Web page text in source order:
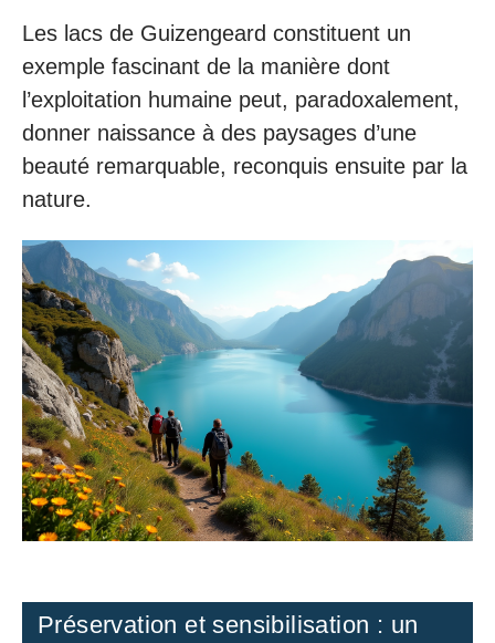
Les lacs de Guizengeard constituent un
exemple fascinant de la manière dont
l’exploitation humaine peut, paradoxalement,
donner naissance à des paysages d’une
beauté remarquable, reconquis ensuite par la
nature.
Préservation et sensibilisation : un